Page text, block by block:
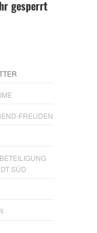
gesperrt
FREUDEN
SÜD